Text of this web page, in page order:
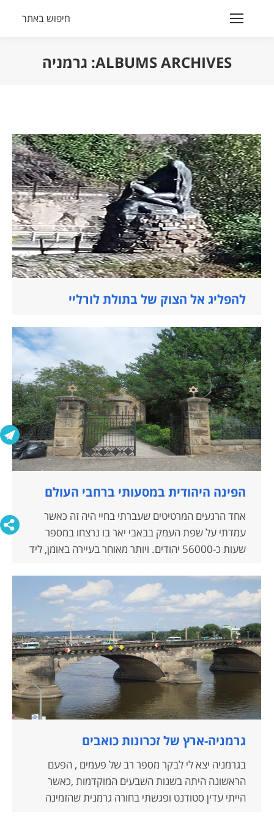
Search:
חיפוש באתר
ALBUMS ARCHIVES: גרמניה
להפליג אל הצוק של בתולת לורליי
הפינה היהודית במסעותי ברחבי העולם
אחד הרגעים המרטיטים שעברתי בחיי היה זה כאשר
עמדתי על שפת העמק בבאבי יאר בו נרצחו במספר
שעות כ-56000 יהודים. ויותר מאוחר בעיירה באומן, ליד
שנרצחו תוך מספר שעות. היה זה מזעזע לחשוב שפה
נרצחו רבבות יהודים על נשיהם וטפם בעוד שבישראל
בכל מלחמותיה מאז מלחמת העצמאות נהרגו כעשרים…
גרמניה-ארץ של זכרונות כואבים
בגרמניה יצא לי לבקר מספר רב של פעמים , הפעם
הראשונה היתה בשנות השבעים המוקדמות ,כאשר
הייתי עדין סטודנט ופגשתי בחורה גרמנית שהזמינה